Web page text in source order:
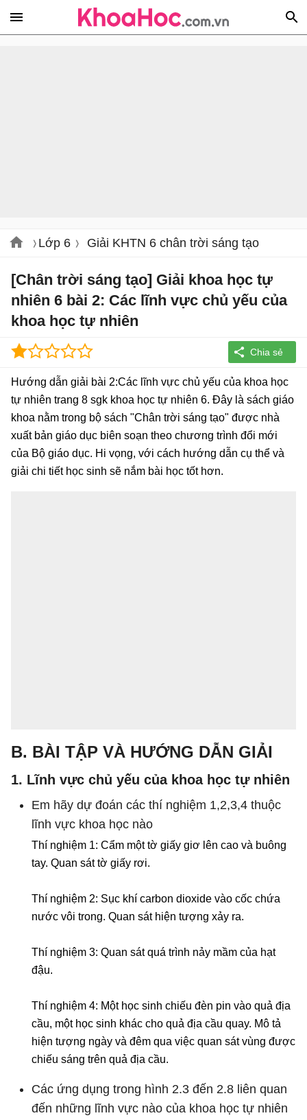
Lớp 6 Giải KHTN 6 chân trời sáng tạo
[Chân trời sáng tạo] Giải khoa học tự
nhiên 6 bài 2: Các lĩnh vực chủ yếu của
khoa học tự nhiên
Hướng dẫn giải bài 2:Các lĩnh vực chủ yếu của khoa học
tự nhiên trang 8 sgk khoa học tự nhiên 6. Đây là sách giáo
khoa nằm trong bộ sách "Chân trời sáng tạo" được nhà
xuất bản giáo dục biên soạn theo chương trình đổi mới
của Bộ giáo dục. Hi vọng, với cách hướng dẫn cụ thể và
giải chi tiết học sinh sẽ nắm bài học tốt hơn.
B. BÀI TẬP VÀ HƯỚNG DẪN GIẢI
1. Lĩnh vực chủ yếu của khoa học tự nhiên
Em hãy dự đoán các thí nghiệm 1,2,3,4 thuộc
lĩnh vực khoa học nào
Thí nghiệm 1: Cẩm một tờ giấy giơ lên cao và buông
tay. Quan sát tờ giấy rơi.
Thí nghiệm 2: Sục khí carbon dioxide vào cốc chứa
nước vôi trong. Quan sát hiện tượng xảy ra.
Thí nghiệm 3: Quan sát quá trình nảy mầm của hạt
đậu.
Thí nghiệm 4: Một học sinh chiếu đèn pin vào quả địa
cầu, một học sinh khác cho quả địa cầu quay. Mô tả
hiện tượng ngày và đêm qua việc quan sát vùng được
chiếu sáng trên quả địa cầu.
Các ứng dụng trong hình 2.3 đến 2.8 liên quan
đến những lĩnh vực nào của khoa học tự nhiên